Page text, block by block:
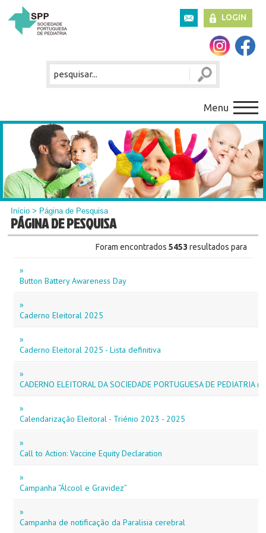
LOGIN
Menu
Início > Página de Pesquisa
PÁGINA DE PESQUISA
Foram encontrados 5453resultados para
»
Button Battery Awareness Day
»
Caderno Eleitoral 2025
»
Caderno Eleitoral 2025 - Lista definitiva
»
CADERNO ELEITORAL DA SOCIEDADE PORTUGUESA DE PEDIATRIA
»
Calendarização Eleitoral - Triénio 2023 - 2025
»
Call to Action: Vaccine Equity Declaration
»
Campanha “Álcool e Gravidez”
»
Campanha de notificação da Paralisia cerebral